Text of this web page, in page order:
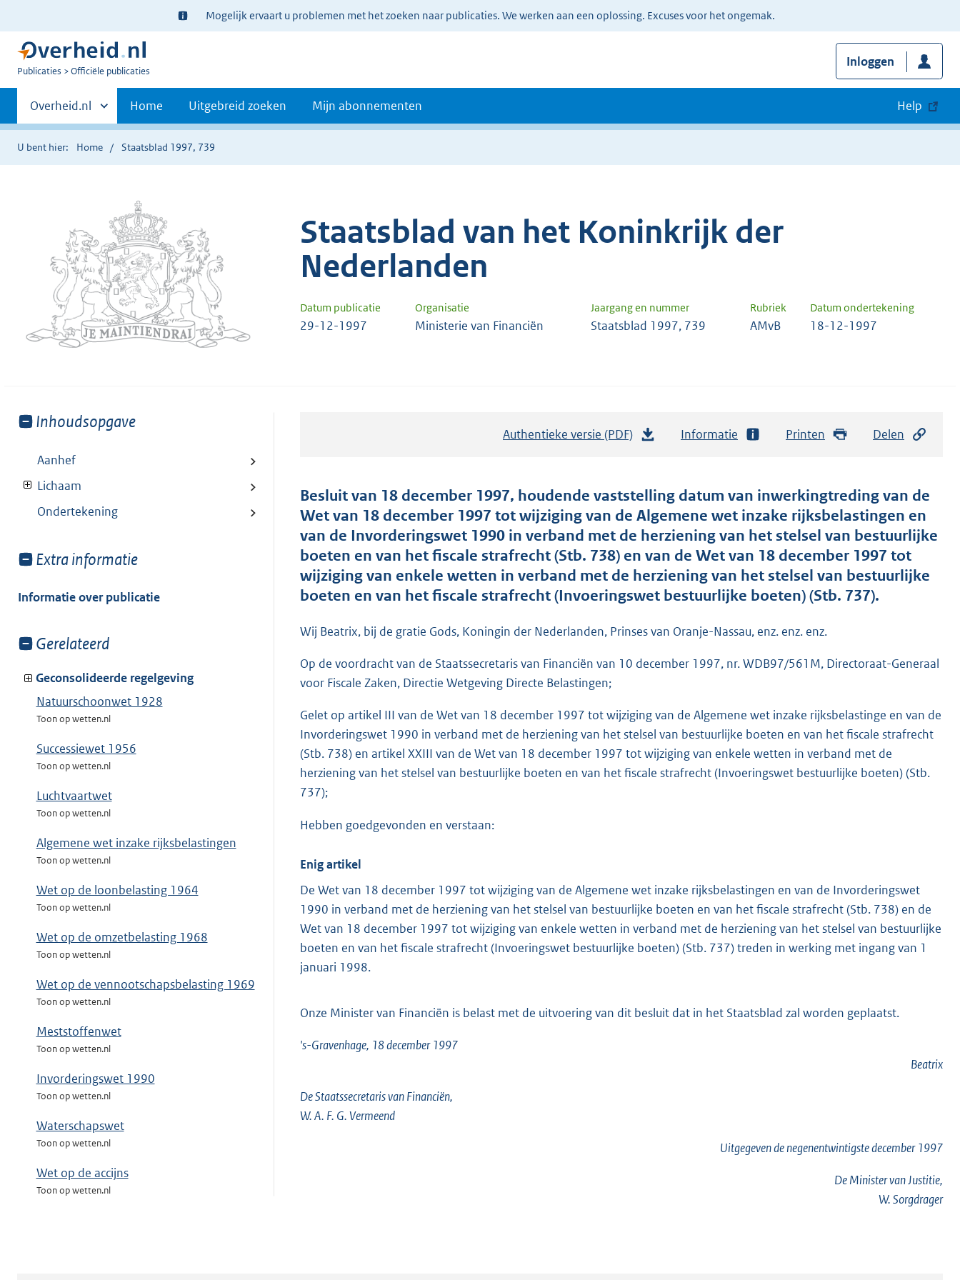
Ter
informatie:
Mogelijk ervaart u problemen met het zoeken naar publicaties. We werken aan een oplossing. Excuses voor het ongemak.
U
Publicaties Officiële publicaties
Inloggen
Primaire
navigatie
Andere
sites
binnen
Overheid.nl Home Uitgebreid zoeken Mijn abonnementen Help
U bent hier: Home Staatsblad 1997, 739
Staatsblad van het Koninkrijk der
Nederlanden
Datum publicatie Organisatie Jaargang en nummer Rubriek Datum ondertekening
29-12-1997 Ministerie van Financiën Staatsblad 1997, 739 AMvB 18-12-1997
Toon
van:
Inhoudsopgave
Aanhef
Lichaam
Ondertekening
Toon
van:
Extra informatie
Informatie over publicatie
Toon
van:
Gerelateerd
Geconsolideerde regelgeving
Natuurschoonwet 1928
Toon op wetten.nl
Successiewet 1956
Toon op wetten.nl
Luchtvaartwet
Toon op wetten.nl
Algemene wet inzake rijksbelastingen
Toon op wetten.nl
Wet op de loonbelasting 1964
Toon op wetten.nl
Wet op de omzetbelasting 1968
Toon op wetten.nl
Wet op de vennootschapsbelasting 1969
Toon op wetten.nl
Meststoffenwet
Toon op wetten.nl
Invorderingswet 1990
Toon op wetten.nl
Waterschapswet
Toon op wetten.nl
Wet op de accijns
Toon op wetten.nl
Authentieke versie (PDF)
t
a
n
d
s
o
t
:
1
6
K
Informatie Printen Delen
Besluit van 18 december 1997, houdende vaststelling datum van inwerkingtreding van de
Wet van 18 december 1997 tot wijziging van de Algemene wet inzake rijksbelastingen en
van de Invorderingswet 1990 in verband met de herziening van het stelsel van bestuurlijke
boeten en van het fiscale strafrecht (Stb. 738) en van de Wet van 18 december 1997 tot
wijziging van enkele wetten in verband met de herziening van het stelsel van bestuurlijke
boeten en van het fiscale strafrecht (Invoeringswet bestuurlijke boeten) (Stb. 737).
Wij Beatrix, bij de gratie Gods, Koningin der Nederlanden, Prinses van Oranje-Nassau, enz. enz. enz.
Op de voordracht van de Staatssecretaris van Financiën van 10 december 1997, nr. WDB97/561M, Directoraat-Generaal
voor Fiscale Zaken, Directie Wetgeving Directe Belastingen;
Gelet op artikel III van de Wet van 18 december 1997 tot wijziging van de Algemene wet inzake rijksbelastinge en van de
Invorderingswet 1990 in verband met de herziening van het stelsel van bestuurlijke boeten en van het fiscale strafrecht
(Stb. 738) en artikel XXIII van de Wet van 18 december 1997 tot wijziging van enkele wetten in verband met de
herziening van het stelsel van bestuurlijke boeten en van het fiscale strafrecht (Invoeringswet bestuurlijke boeten) (Stb.
737);
Hebben goedgevonden en verstaan:
Enig artikel
De Wet van 18 december 1997 tot wijziging van de Algemene wet inzake rijksbelastingen en van de Invorderingswet
1990 in verband met de herziening van het stelsel van bestuurlijke boeten en van het fiscale strafrecht (Stb. 738) en de
Wet van 18 december 1997 tot wijziging van enkele wetten in verband met de herziening van het stelsel van bestuurlijke
boeten en van het fiscale strafrecht (Invoeringswet bestuurlijke boeten) (Stb. 737) treden in werking met ingang van 1
januari 1998.
Onze Minister van Financiën is belast met de uitvoering van dit besluit dat in het Staatsblad zal worden geplaatst.
's-Gravenhage, 18 december 1997
Beatrix
De Staatssecretaris van Financiën,
W. A. F. G. Vermeend
Uitgegeven denegenentwintigstedecember 1997
De Minister van Justitie,
W. Sorgdrager